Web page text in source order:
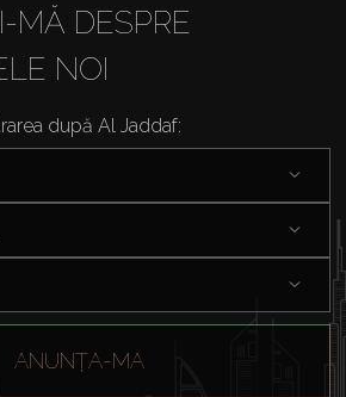
MĂ DESPRE
NOI
după Al Jaddaf:
ANUNȚA-MA